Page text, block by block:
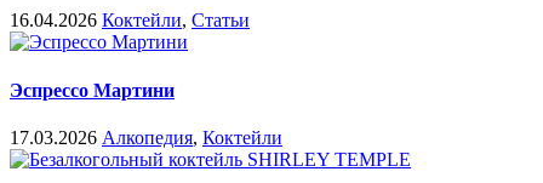
16.04.2026 Коктейли, Статьи
Эспрессо Мартини
17.03.2026 Алкопедия, Коктейли